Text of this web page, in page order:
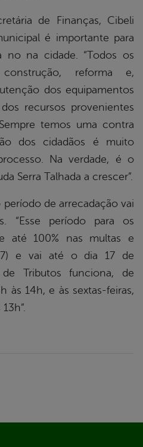
de Finanças, Cibeli
é importante para
no na cidade. “Todos os
reforma e,
dos equipamentos
recursos provenientes
temos uma contra
dos cidadãos é muito
Na verdade, é o
Serra Talhada a crescer”.
de arrecadação vai
“Esse período para os
até 100% nas multas e
e vai até o dia 17 de
Tributos funciona, de
às 14h, e às sextas-feiras,